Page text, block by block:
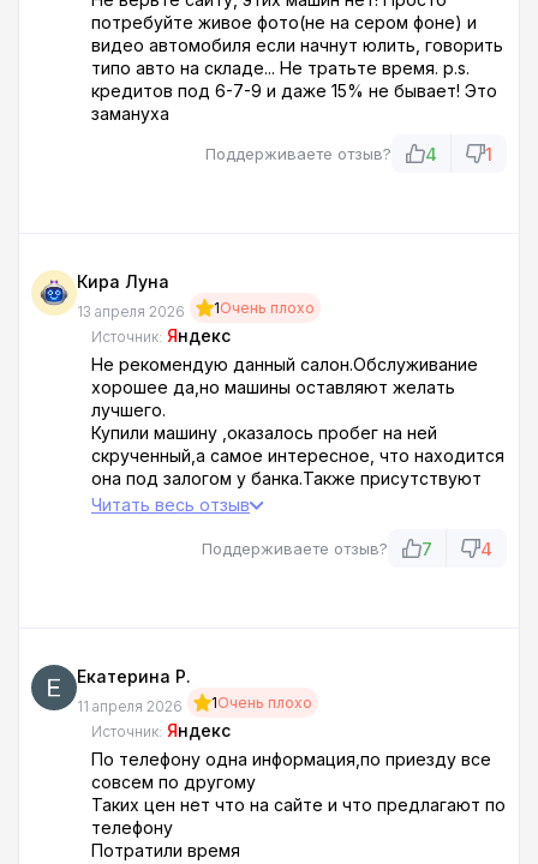
потребуйте живое фото(не на сером фоне) и
видео автомобиля если начнут юлить, говорить
типо авто на складе... Не тратьте время. p.s.
кредитов под 6-7-9 и даже 15% не бывает! Это
замануха
Поддерживаете отзыв? 4 1
Кира Луна
13 апреля 2026 1Очень плохо
Источник: Яндекс
Не рекомендую данный салон.Обслуживание
хорошее да,но машины оставляют желать
лучшего.
Купили машину ,оказалось пробег на ней
скрученный,а самое интересное, что находится
она под залогом у банка.Также присутствуют
некоторые проблемы по ходовке.Такие
Читать весь отзыв
Поддерживаете отзыв? 7 4
Екатерина Р.
11 апреля 2026 1Очень плохо
Источник: Яндекс
По телефону одна информация,по приезду все
совсем по другому
Таких цен нет что на сайте и что предлагают по
телефону
Потратили время